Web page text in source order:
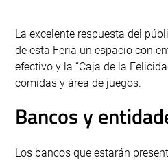
La excelente respuesta del
de esta Feria un espacio con
efectivo y la “Caja de la
comidas y área de juegos.
Bancos y
Los bancos que estarán